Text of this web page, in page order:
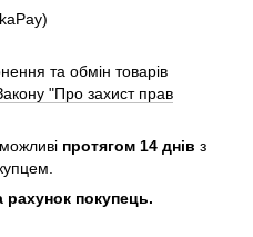
та обмін товарів
"Про захист прав
протягом 14 днів з
рахунок покупець.